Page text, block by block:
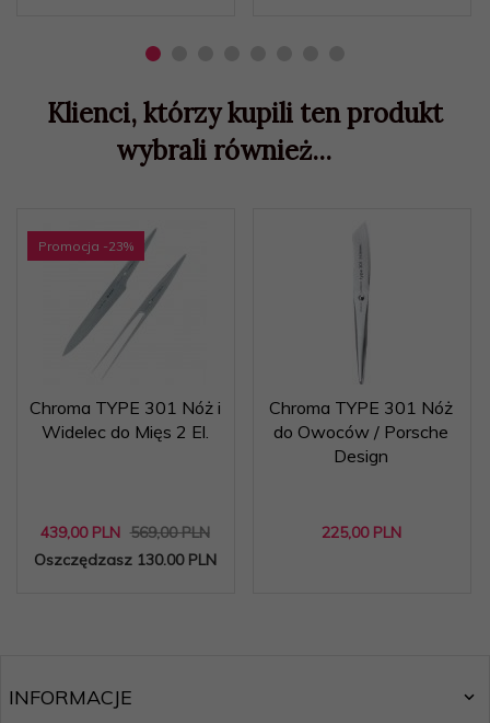
Klienci, którzy kupili ten produkt
wybrali również...
Promocja -23%
Chroma TYPE 301 Nóż i
Widelec do Mięs 2 El.
439,00 PLN 569,00 PLN
Oszczędzasz 130.00 PLN
Chroma TYPE 301 Nóż
do Owoców / Porsche
Design
225,00 PLN
INFORMACJE